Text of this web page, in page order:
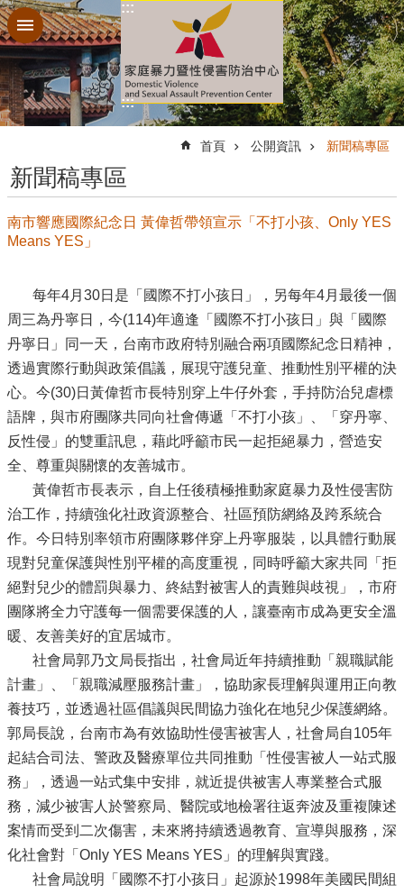
跳到主要內容區塊
:::
:::
首頁 公開資訊 新聞稿專區
新聞稿專區
南市響應國際紀念日 黃偉哲帶領宣示「不打小孩、Only YES
Means YES」
每年4月30日是「國際不打小孩日」，另每年4月最後一個
周三為丹寧日，今(114)年適逢「國際不打小孩日」與「國際
丹寧日」同一天，台南市政府特別融合兩項國際紀念日精神，
透過實際行動與政策倡議，展現守護兒童、推動性別平權的決
心。今(30)日黃偉哲市長特別穿上牛仔外套，手持防治兒虐標
語牌，與市府團隊共同向社會傳遞「不打小孩」、「穿丹寧、
反性侵」的雙重訊息，藉此呼籲市民一起拒絕暴力，營造安
全、尊重與關懷的友善城市。
黃偉哲市長表示，自上任後積極推動家庭暴力及性侵害防
治工作，持續強化社政資源整合、社區預防網絡及跨系統合
作。今日特別率領市府團隊夥伴穿上丹寧服裝，以具體行動展
現對兒童保護與性別平權的高度重視，同時呼籲大家共同「拒
絕對兒少的體罰與暴力、終結對被害人的責難與歧視」，市府
團隊將全力守護每一個需要保護的人，讓臺南市成為更安全溫
暖、友善美好的宜居城市。
社會局郭乃文局長指出，社會局近年持續推動「親職賦能
計畫」、「親職減壓服務計畫」，協助家長理解與運用正向教
養技巧，並透過社區倡議與民間協力強化在地兒少保護網絡。
郭局長說，台南市為有效協助性侵害被害人，社會局自105年
起結合司法、警政及醫療單位共同推動「性侵害被人一站式服
務」，透過一站式集中安排，就近提供被害人專業整合式服
務，減少被害人於警察局、醫院或地檢署往返奔波及重複陳述
案情而受到二次傷害，未來將持續透過教育、宣導與服務，深
化社會對「Only YES Means YES」的理解與實踐。
社會局說明「國際不打小孩日」起源於1998年美國民間組